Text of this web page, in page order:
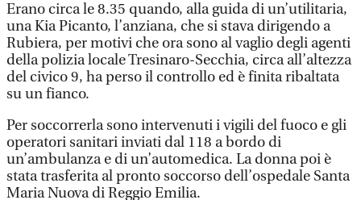
Erano circa le 8.35 quando, alla guida di un’utilitaria,
una Kia Picanto, l’anziana, che si stava dirigendo a
Rubiera, per motivi che ora sono al vaglio degli agenti
della polizia locale Tresinaro-Secchia, circa all’altezza
del civico 9, ha perso il controllo ed è finita ribaltata
su un fianco.
Per soccorrerla sono intervenuti i vigili del fuoco e gli
operatori sanitari inviati dal 118 a bordo di
un’ambulanza e di un’automedica. La donna poi è
stata trasferita al pronto soccorso dell’ospedale Santa
Maria Nuova di Reggio Emilia.